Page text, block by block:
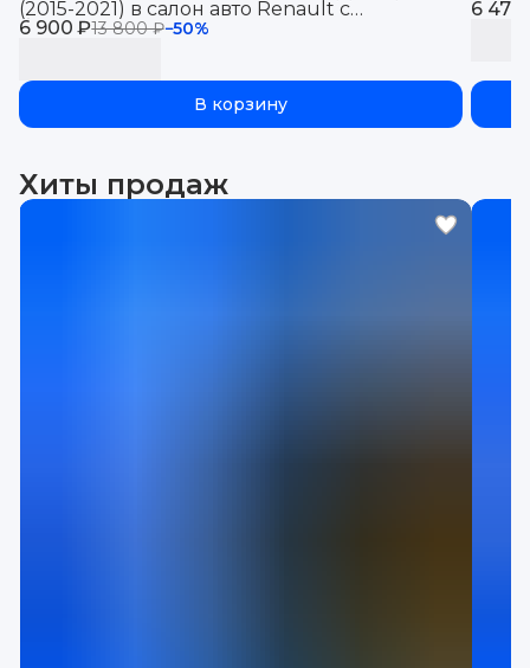
6 900 ₽13 800 ₽−50%
(2015-2021) в салон авто Renault с
бортиками, эва, eva
В корзину
6 470
Хиты продаж